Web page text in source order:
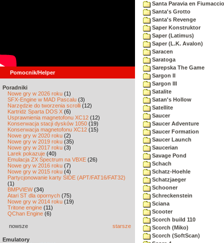
Pomocnik/Helper
Poradniki
Nowe gry w 2026 roku (1)
SFX-Engine w MAD Pascalu (3)
Narzędzie do tworzenia scrolli (12)
Kartridż Sparta DOS X (6)
Usprawnienia magnetofonu XC12 (12)
Konserwacja stacji dysków 1050 (19)
Konserwacja magnetofonu XC12 (15)
Nowe gry w 2020 roku (2)
Nowe gry w 2019 roku (35)
Nowe gry w 2017 roku (3)
Larek pokazuje (40)
Emulacja ZX Spectrum na VBXE (26)
Nowe gry w 2016 roku (7)
Nowe gry w 2015 roku (4)
Partycjonowanie karty SIDE (APT/FAT16/FAT32)
(1)
BMPVIEW(34)
Atari ST dla opornych (75)
Nowe gry w 2014 roku (19)
Tritone engine (11)
QChan Engine (6)
nowsze starsze
Emulatory
Santa Paravia en Fiumaccio
Santa's Grotto
Santa's Revenge
Saper Konstruktor
Saper (Latimus)
Saper (L.K. Avalon)
Saracen
Saratoga
Sarepska The Game
Sargon II
Sargon III
Satalite
Satan's Hollow
Satellite
Saucer
Saucer Adventure
Saucer Formation
Saucer Launch
Saucerian
Savage Pond
Schach
Schatz-Hoehle
Schatzjaeger
Schooner
Schreckenstein
Sciana
Scooter
Scorch build 110
Scorch (Miko)
Scorch (SoftScan)